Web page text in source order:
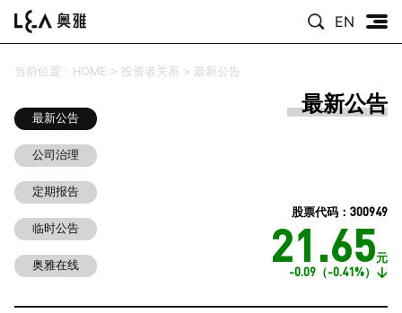
EN
当前位置： HOME > 投资者关系 > 最新公告
最新公告
最新公告
公司治理
定期报告
临时公告
奥雅在线
股票代码 ：300949
21.65元
-0.09（-0.41%）